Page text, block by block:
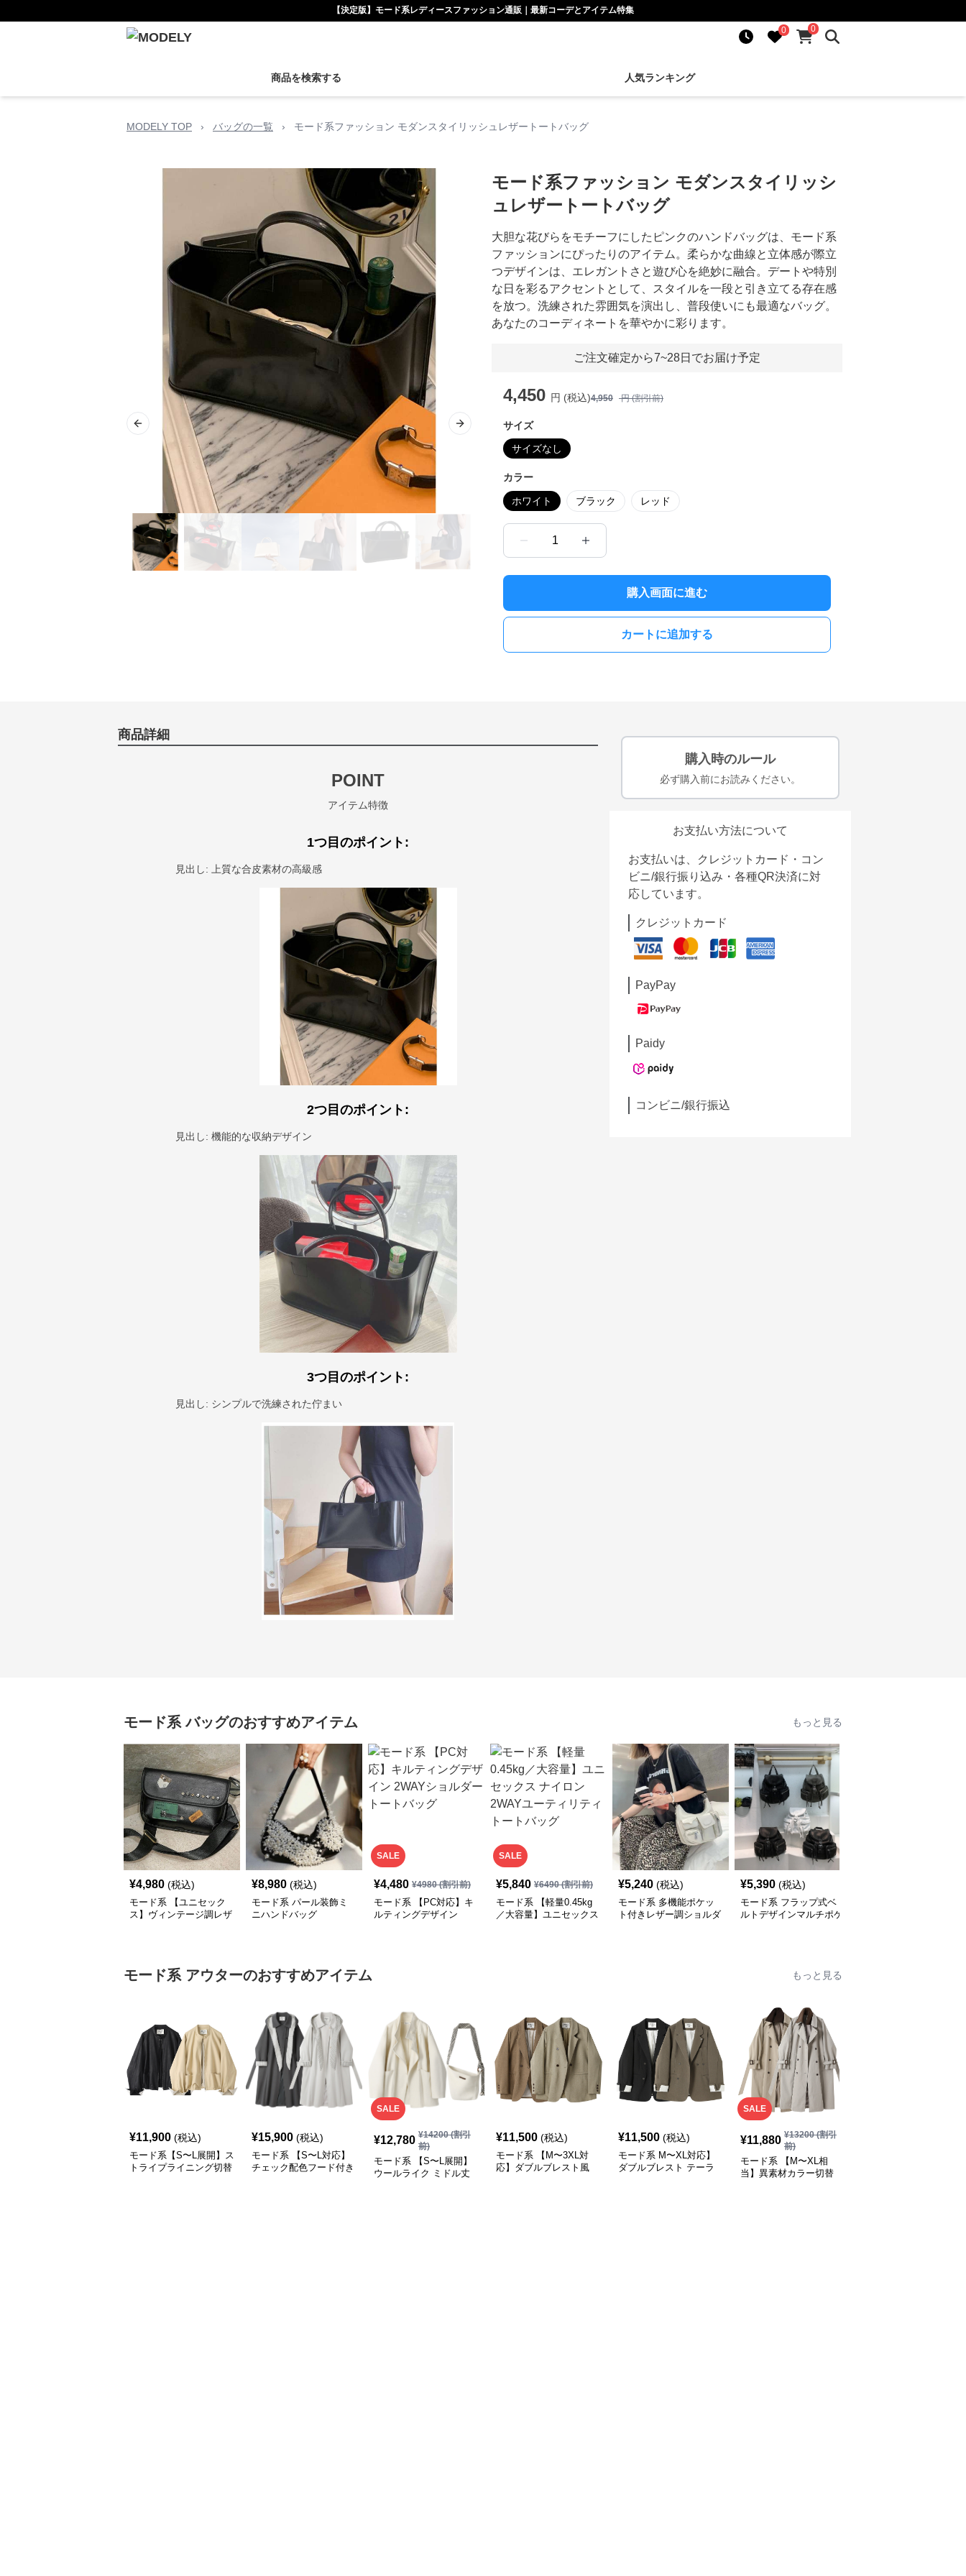
【決定版】モード系レディースファッション通販｜最新コーデとアイテム特集
0
0
商品を検索する 人気ランキング
MODELY TOP › バッグの一覧 › モード系ファッション モダンスタイリッシュレザートートバッグ
Previous slide Next slide
モード系ファッション モダンスタイリッシ
ュレザートートバッグ
大胆な花びらをモチーフにしたピンクのハンドバッグは、モード系
ファッションにぴったりのアイテム。柔らかな曲線と立体感が際立
つデザインは、エレガントさと遊び心を絶妙に融合。デートや特別
な日を彩るアクセントとして、スタイルを一段と引き立てる存在感
を放つ。洗練された雰囲気を演出し、普段使いにも最適なバッグ。
あなたのコーディネートを華やかに彩ります。
ご注文確定から7~28日でお届け予定
4,450 円 (税込)4,950 円 (割引前)
サイズ
サイズなし
カラー
ホワイト ブラック レッド
1
購入画面に進む
カートに追加する
商品詳細
POINT
アイテム特徴
1つ目のポイント:
見出し: 上質な合皮素材の高級感
2つ目のポイント:
見出し: 機能的な収納デザイン
3つ目のポイント:
見出し: シンプルで洗練された佇まい
購入時のルール
必ず購入前にお読みください。
お支払い方法について
お支払いは、クレジットカード・コン
ビニ/銀行振り込み・各種QR決済に対
応しています。
クレジットカード
PayPay
Paidy
コンビニ/銀行振込
モード系 バッグのおすすめアイテム もっと見る
¥4,980 (税込)
モード系 【ユニセック
ス】ヴィンテージ調レザ
¥8,980 (税込)
モード系 パール装飾ミ
ニハンドバッグ
SALE
¥4,480 ¥4980(割引前)
モード系 【PC対応】キ
ルティングデザイン
SALE
¥5,840 ¥6490(割引前)
モード系 【軽量0.45kg
／大容量】ユニセックス
¥5,240 (税込)
モード系 多機能ポケッ
ト付きレザー調ショルダ
¥5,390 (税込)
モード系 フラップ式ベ
ルトデザインマルチポケ
モード系 アウターのおすすめアイテム もっと見る
¥11,900 (税込)
モード系【S〜L展開】ス
トライプライニング切替
¥15,900 (税込)
モード系 【S〜L対応】
チェック配色フード付き
SALE
¥12,780 ¥14200(割引
前)
モード系 【S〜L展開】
ウールライク ミドル丈
¥11,500 (税込)
モード系 【M〜3XL対
応】ダブルブレスト風
¥11,500 (税込)
モード系 M〜XL対応】
ダブルブレスト テーラ
SALE
¥11,880 ¥13200(割引
前)
モード系 【M〜XL相
当】異素材カラー切替